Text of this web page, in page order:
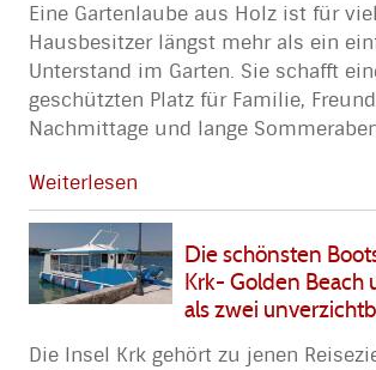
Eine Gartenlaube aus Holz ist für
Hausbesitzer längst mehr als ein
Unterstand im Garten. Sie schafft
geschützten Platz für Familie,
Nachmittage und lange
Weiterlesen
Die schönsten
Krk- Golden Beach
als zwei
Die Insel Krk gehört zu jenen